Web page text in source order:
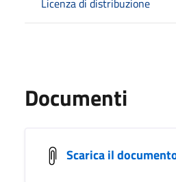
Documenti
Scarica il